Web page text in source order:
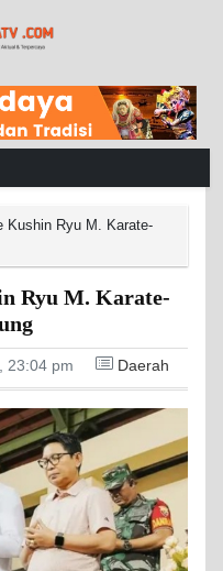
Kushin Ryu M. Karate-
Ryu M. Karate-
23:04 pm Daerah